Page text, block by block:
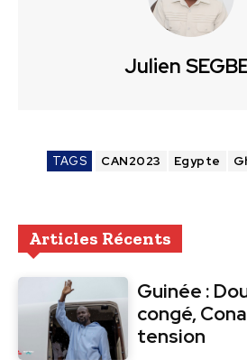
Julien
TAGS CAN2023 Egypte
Articles Récents
Guinée :
congé,
tension